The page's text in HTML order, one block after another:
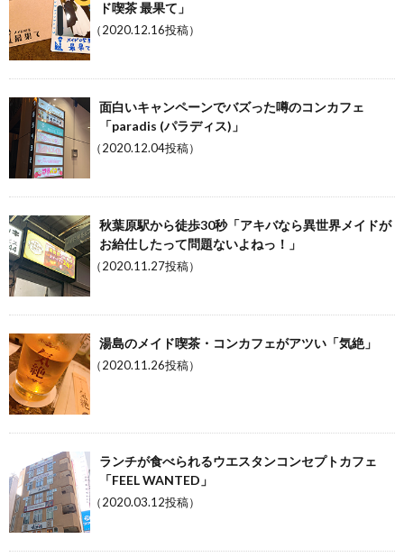
ド喫茶 最果て」
（2020.12.16投稿）
面白いキャンペーンでバズった噂のコンカフェ
「paradis (パラディス)」
（2020.12.04投稿）
秋葉原駅から徒歩30秒「アキバなら異世界メイドが
お給仕したって問題ないよねっ！」
（2020.11.27投稿）
湯島のメイド喫茶・コンカフェがアツい「気絶」
（2020.11.26投稿）
ランチが食べられるウエスタンコンセプトカフェ
「FEEL WANTED」
（2020.03.12投稿）